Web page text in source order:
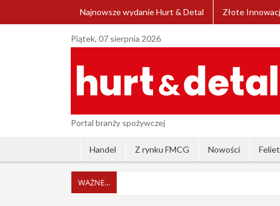
Najnowsze wydanie Hurt & Detal Złote
Piątek, 07 sierpnia 2026
Portal branży spożywczej
Handel Z rynku FMCG Nowości